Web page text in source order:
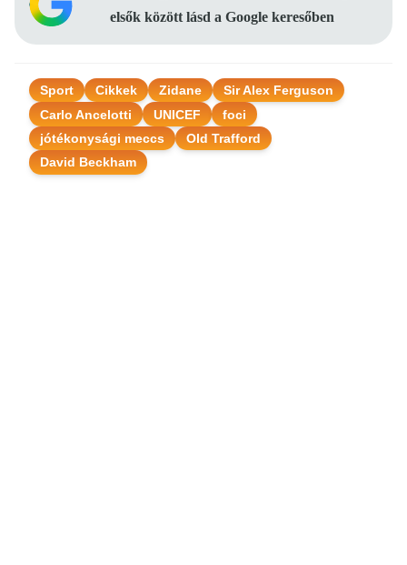
elsők között lásd a Google keresőben
Sport Cikkek Zidane
Sir Alex Ferguson
Carlo Ancelotti
UNICEF
foci
jótékonysági meccs
Old Trafford
David Beckham